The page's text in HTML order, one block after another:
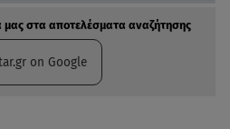
μας στα αποτελέσματα αναζήτησης
on Google